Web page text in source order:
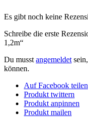
Es gibt noch keine
Schreibe die erste
1,2m“
Du musst angemeldet
können.
Auf Facebook teilen
Produkt twittern
Produkt anpinnen
Produkt mailen